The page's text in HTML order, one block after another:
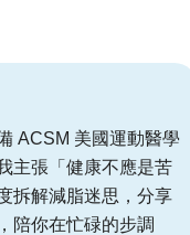
ACSM 美國運動醫學
主張「健康不應是苦
拆解減脂迷思，分享
陪你在忙碌的步調